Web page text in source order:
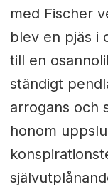
med Fischer
blev en pjäs i
till en
ständigt
arrogans och
honom